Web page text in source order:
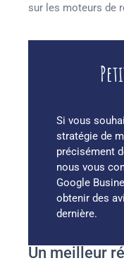
sur les moteurs de
Si vous
stratégie de
précisément
nous vous
Google
obtenir des
dernière.
Un meilleur